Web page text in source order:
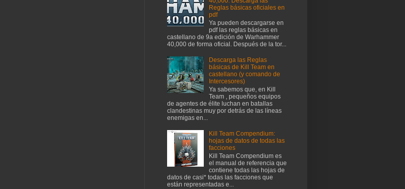
Reglas básicas oficiales en
pdf
Ya pueden descargarse en
pdf las reglas básicas en
castellano de 9a edición de Warhammer
40,000 de forma oficial. Después de la tor...
Descarga las Reglas
básicas de Kill Team en
castellano (y comando de
Intercesores)
Ya sabemos que, en Kill
Team , pequeños equipos
de agentes de élite luchan en batallas
clandestinas muy por detrás de las líneas
enemigas en...
Kill Team Compendium:
hojas de datos de todas las
facciones
Kill Team Compendium es
el manual de referencia que
contiene todas las hojas de
datos de casi* todas las facciones que
están representadas e...